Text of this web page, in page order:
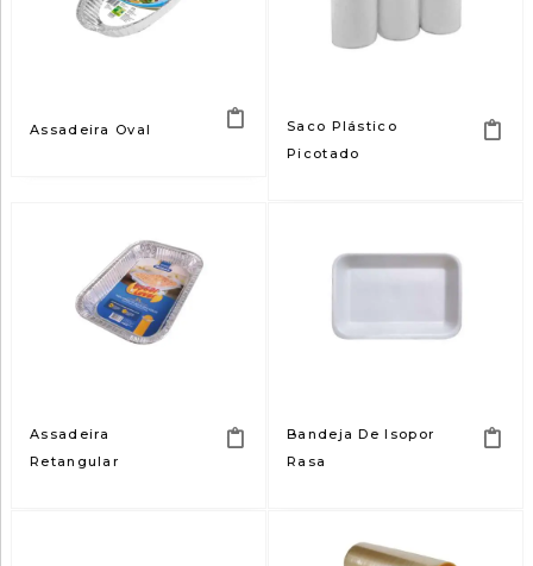
Assadeira Oval
Saco Plástico
Picotado
Assadeira
Retangular
Bandeja De Isopor
Rasa